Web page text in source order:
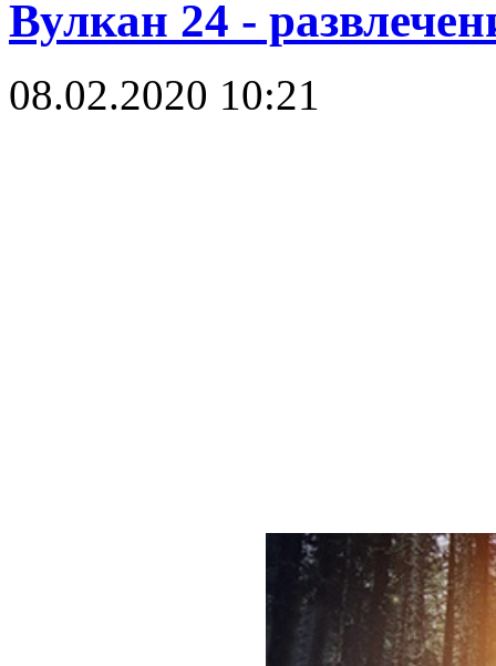
Вулкан 24 -
08.02.2020 10:21